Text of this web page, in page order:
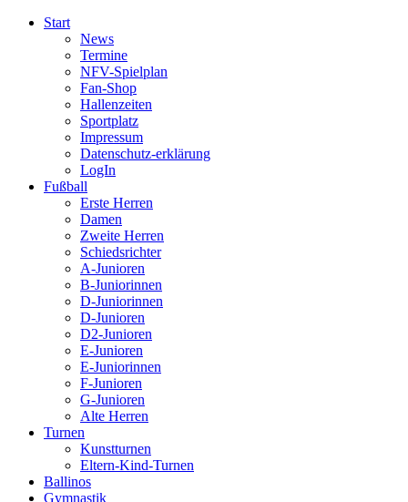
Start
News
Termine
NFV-Spielplan
Fan-Shop
Hallenzeiten
Sportplatz
Impressum
Datenschutz-erklärung
LogIn
Fußball
Erste Herren
Damen
Zweite Herren
Schiedsrichter
A-Junioren
B-Juniorinnen
D-Juniorinnen
D-Junioren
D2-Junioren
E-Junioren
E-Juniorinnen
F-Junioren
G-Junioren
Alte Herren
Turnen
Kunstturnen
Eltern-Kind-Turnen
Ballinos
Gymnastik